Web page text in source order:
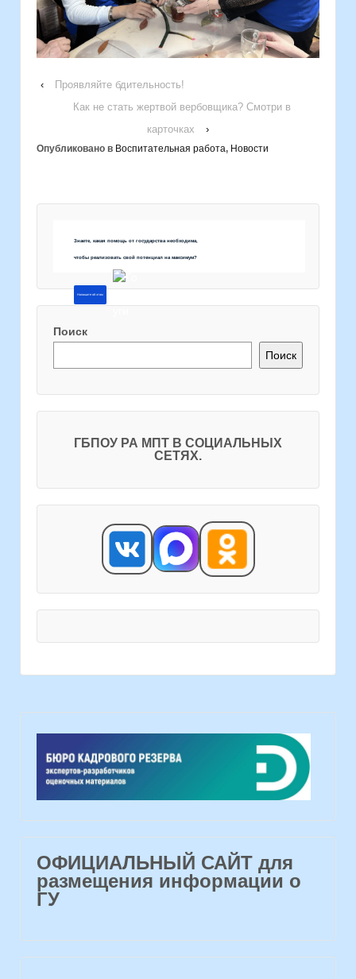
‹
Проявляйте бдительность!
Как не стать жертвой вербовщика? Смотри в
карточках
›
Опубликовано в Воспитательная работа, Новости
Знаете, какая помощь от государства необходима,
чтобы реализовать свой потенциал на максимум?
Напишите об этом
Поиск
Поиск
ГБПОУ РА МПТ В СОЦИАЛЬНЫХ
СЕТЯХ.
ОФИЦИАЛЬНЫЙ САЙТ для
размещения информации о
ГУ